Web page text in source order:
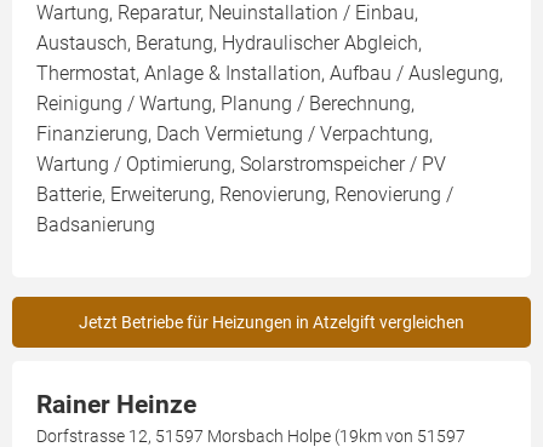
Wartung, Reparatur, Neuinstallation / Einbau,
Austausch, Beratung, Hydraulischer Abgleich,
Thermostat, Anlage & Installation, Aufbau / Auslegung,
Reinigung / Wartung, Planung / Berechnung,
Finanzierung, Dach Vermietung / Verpachtung,
Wartung / Optimierung, Solarstromspeicher / PV
Batterie, Erweiterung, Renovierung, Renovierung /
Badsanierung
Jetzt Betriebe für Heizungen in Atzelgift vergleichen
Rainer Heinze
Dorfstrasse 12, 51597 Morsbach Holpe (19km von 51597